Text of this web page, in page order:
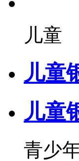
儿童
儿童
儿童
青少